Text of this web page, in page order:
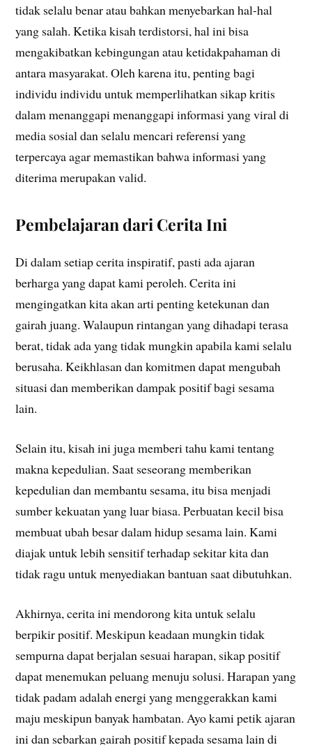
tidak selalu benar atau bahkan menyebarkan hal-hal
yang salah. Ketika kisah terdistorsi, hal ini bisa
mengakibatkan kebingungan atau ketidakpahaman di
antara masyarakat. Oleh karena itu, penting bagi
individu individu untuk memperlihatkan sikap kritis
dalam menanggapi menanggapi informasi yang viral di
media sosial dan selalu mencari referensi yang
terpercaya agar memastikan bahwa informasi yang
diterima merupakan valid.
Pembelajaran dari Cerita Ini
Di dalam setiap cerita inspiratif, pasti ada ajaran
berharga yang dapat kami peroleh. Cerita ini
mengingatkan kita akan arti penting ketekunan dan
gairah juang. Walaupun rintangan yang dihadapi terasa
berat, tidak ada yang tidak mungkin apabila kami selalu
berusaha. Keikhlasan dan komitmen dapat mengubah
situasi dan memberikan dampak positif bagi sesama
lain.
Selain itu, kisah ini juga memberi tahu kami tentang
makna kepedulian. Saat seseorang memberikan
kepedulian dan membantu sesama, itu bisa menjadi
sumber kekuatan yang luar biasa. Perbuatan kecil bisa
membuat ubah besar dalam hidup sesama lain. Kami
diajak untuk lebih sensitif terhadap sekitar kita dan
tidak ragu untuk menyediakan bantuan saat dibutuhkan.
Akhirnya, cerita ini mendorong kita untuk selalu
berpikir positif. Meskipun keadaan mungkin tidak
sempurna dapat berjalan sesuai harapan, sikap positif
dapat menemukan peluang menuju solusi. Harapan yang
tidak padam adalah energi yang menggerakkan kami
maju meskipun banyak hambatan. Ayo kami petik ajaran
ini dan sebarkan gairah positif kepada sesama lain di